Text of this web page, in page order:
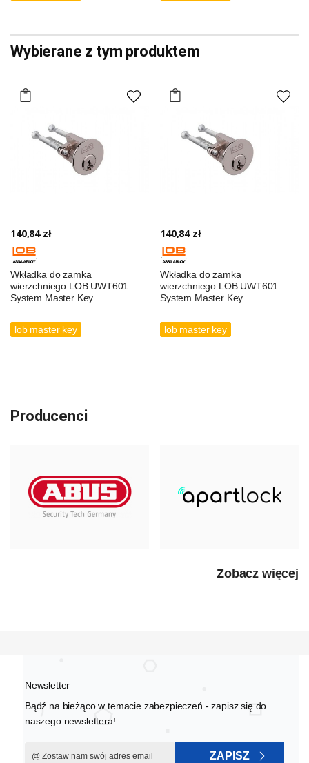
Wybierane z tym produktem
140,84 zł
Wkładka do zamka
wierzchniego LOB UWT601
System Master Key
lob master key
140,84 zł
Wkładka do zamka
wierzchniego LOB UWT601
System Master Key
lob master key
Producenci
Zobacz więcej
Newsletter
Bądź na bieżąco w temacie zabezpieczeń - zapisz się do
naszego newslettera!
ZAPISZ